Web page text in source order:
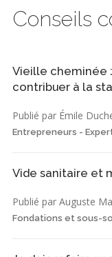
Conseils
Vieille cheminée
contribuer à la
Publié par Émile
Entrepreneurs -
Vide sanitaire et
Publié par Auguste
Fondations et sous-